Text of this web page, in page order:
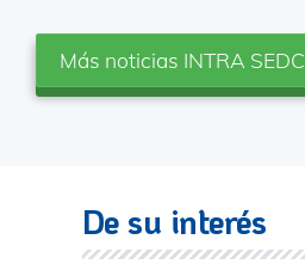
Más noticias INTRA
De su interés